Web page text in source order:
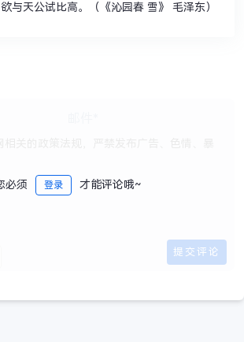
，欲与天公试比高。（《沁园春 雪》 毛泽东）
必须 登录 才能评论哦~